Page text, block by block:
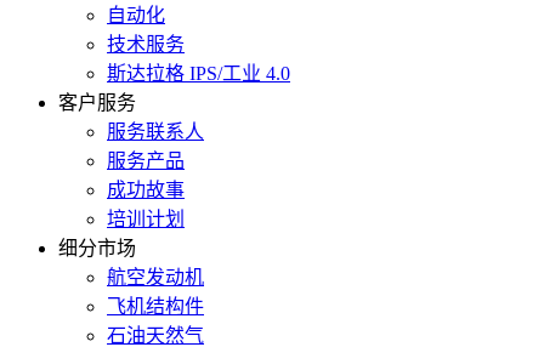
自动化
技术服务
斯达拉格 IPS/工业 4.0
客户服务
服务联系人
服务产品
成功故事
培训计划
细分市场
航空发动机
飞机结构件
石油天然气